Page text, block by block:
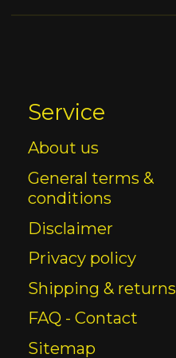
Service
About us
General terms &
conditions
Disclaimer
Privacy policy
Shipping & returns
FAQ - Contact
Sitemap